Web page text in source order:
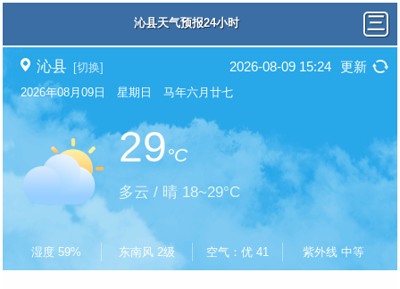
沁县天气预报24小时
沁县 [切换] 2026-08-09 15:24 更新
2026年08月09日 星期日 马年六月廿七
29°C
多云 / 晴 18~29°C
湿度 59% 东南风 2级 空气：优 41 紫外线 中等